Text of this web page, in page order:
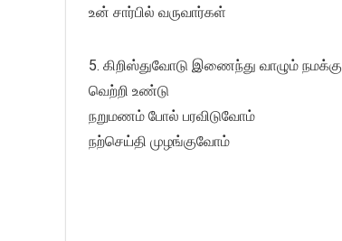
உன் சார்பில் வருவார்கள்
5. கிறிஸ்துவோடு இணைந்து வாழும் நமக்கு
வெற்றி உண்டு
நறுமணம் போல் பரவிடுவோம்
நற்செய்தி முழங்குவோம்